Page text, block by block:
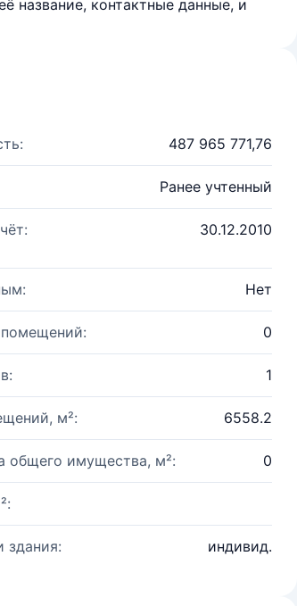
название, контактные данные, и
487 965 771,76
Ранее учтенный
30.12.2010
Нет
0
1
м²: 6558.2
общего имущества, м²: 0
здания: индивид.